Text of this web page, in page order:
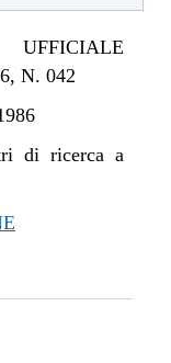
N. 042
di ricerca a